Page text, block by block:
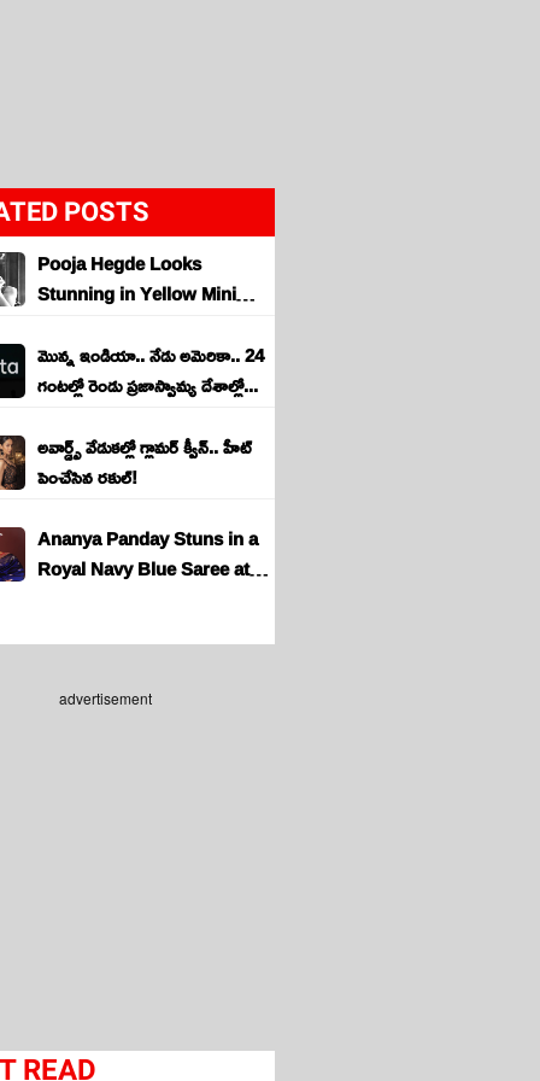
POSTS
Pooja Hegde Looks
Stunning in Yellow Mini
Fashion...
మొన్న ఇండియా.. నేడు అమెరికా.. 24
గంటల్లో రెండు ప్రజాస్వామ్య దేశాల్లో...
అవార్డ్స్ వేడుకల్లో గ్లామర్ క్వీన్.. హీట్
పెంచేసిన రకుల్!
Ananya Panday Stuns in a
Royal Navy Blue Saree at
advertisement
READ